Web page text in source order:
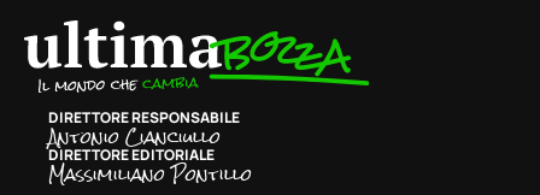
DIRETTORE RESPONSABILE
Antonio Cianciullo
DIRETTORE EDITORIALE
Massimiliano Pontillo